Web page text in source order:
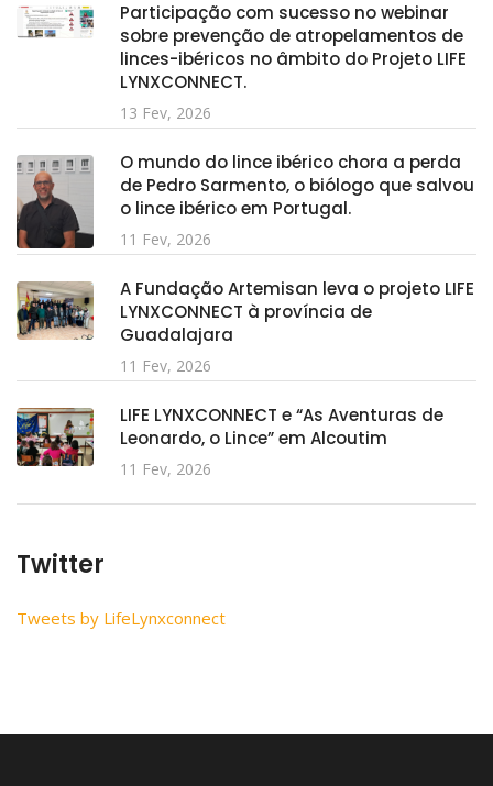
Participação com sucesso no webinar
sobre prevenção de atropelamentos de
linces-ibéricos no âmbito do Projeto LIFE
LYNXCONNECT.
13 Fev, 2026
O mundo do lince ibérico chora a perda
de Pedro Sarmento, o biólogo que salvou
o lince ibérico em Portugal.
11 Fev, 2026
A Fundação Artemisan leva o projeto LIFE
LYNXCONNECT à província de
Guadalajara
11 Fev, 2026
LIFE LYNXCONNECT e “As Aventuras de
Leonardo, o Lince” em Alcoutim
11 Fev, 2026
Twitter
Tweets by LifeLynxconnect